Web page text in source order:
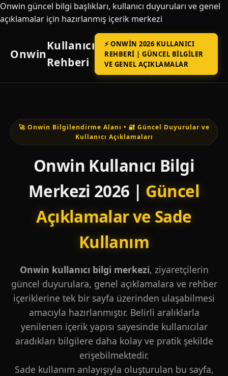
Onwin güncel bilgi başlıkları, kullanıcı duyuruları ve genel
açıklamalar için hazırlanmış içerik merkezi
Onwin
Kullanıcı
Rehberi
⚡ ONWIN 2026 KULLANICI
REHBERI | GÜNCEL BILGILER
VE GENEL AÇIKLAMALAR
🚀 Onwin Bilgilendirme Alanı • 🔐 Güncel Duyurular ve
Kullanıcı Açıklamaları
Onwin Kullanıcı Bilgi
Merkezi 2026 | Güncel
Açıklamalar ve Sade
Kullanım
Onwin kullanıcı bilgi merkezi, ziyaretçilerin
güncel duyurulara, genel açıklamalara ve rehber
içeriklerine tek bir sayfa üzerinden ulaşabilmesi
amacıyla hazırlanmıştır. Belirli aralıklarla
yenilenen içerik yapısı sayesinde kullanıcılar
aradıkları bilgilere daha kolay ve pratik şekilde
erişebilmektedir.
Sade kullanım anlayışıyla oluşturulan bu sayfa,